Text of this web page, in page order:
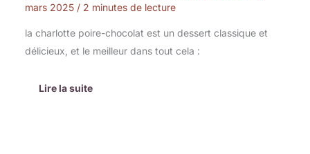
mars 2025 / 2 minutes de lecture
la charlotte poire-chocolat est un dessert classique et
délicieux, et le meilleur dans tout cela :
Lire la suite